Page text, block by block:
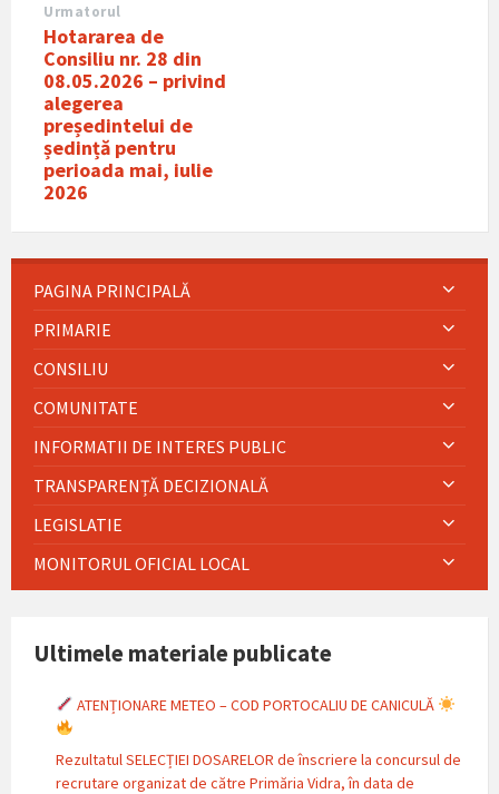
Urmatorul
Hotararea de
Consiliu nr. 28 din
08.05.2026 – privind
alegerea
președintelui de
ședință pentru
perioada mai, iulie
2026
PAGINA PRINCIPALĂ
PRIMARIE
CONSILIU
COMUNITATE
INFORMATII DE INTERES PUBLIC
TRANSPARENȚĂ DECIZIONALĂ
LEGISLATIE
MONITORUL OFICIAL LOCAL
Ultimele materiale publicate
ATENȚIONARE METEO – COD PORTOCALIU DE CANICULĂ
Rezultatul SELECȚIEI DOSARELOR de înscriere la concursul de
recrutare organizat de către Primăria Vidra, în data de